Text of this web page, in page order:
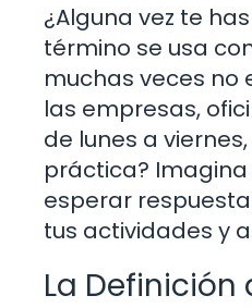
¿Alguna vez te
término se usa
muchas veces no
las empresas,
de lunes a
práctica?
esperar
tus actividades y
La Definición